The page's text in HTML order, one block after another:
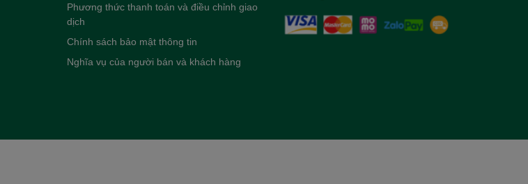
Phương thức thanh toán và điều chỉnh giao
dịch
Chính sách bảo mật thông tin
Nghĩa vụ của người bán và khách hàng